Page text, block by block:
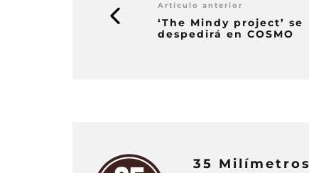
Artículo anterior
‘The Mindy project’ se
despedirá en COSMO
35 Milímetros